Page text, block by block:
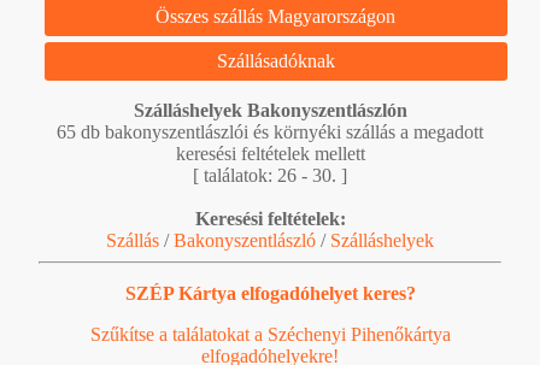
Összes szállás Magyarországon
Szállásadóknak
Szálláshelyek Bakonyszentlászlón
65 db bakonyszentlászlói és környéki szállás a megadott
keresési feltételek mellett
[ találatok: 26 - 30. ]
Keresési feltételek:
Szállás /Bakonyszentlászló / Szálláshelyek
SZÉP Kártya elfogadóhelyet keres?
Szűkítse a találatokat a Széchenyi Pihenőkártya
elfogadóhelyekre!